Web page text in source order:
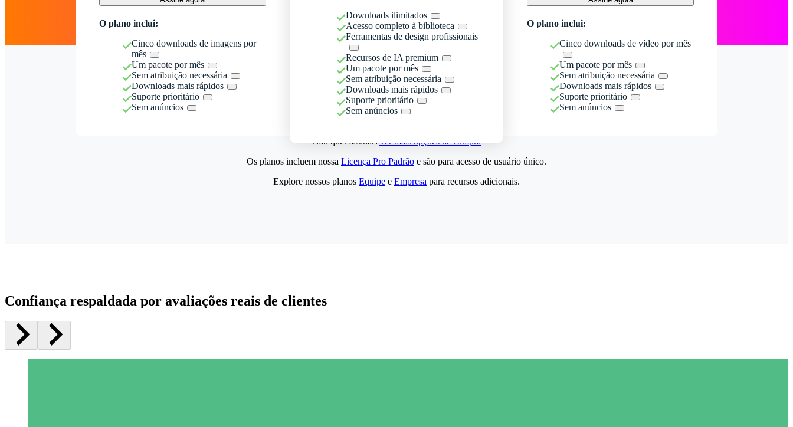
O plano inclui:
Cinco downloads de imagens por
mês
Um pacote por mês
Sem atribuição necessária
Downloads mais rápidos
Suporte prioritário
Sem anúncios
Downloads ilimitados
Acesso completo à biblioteca
Ferramentas de design profissionais
Recursos de IA premium
Um pacote por mês
Sem atribuição necessária
Downloads mais rápidos
Suporte prioritário
Sem anúncios
O plano inclui:
Cinco downloads de vídeo por mês
Um pacote por mês
Sem atribuição necessária
Downloads mais rápidos
Suporte prioritário
Sem anúncios
Não quer assinar?Ver mais opções de compra
Os planos incluem nossa Licença Pro Padrão e são para acesso de usuário único.
Explore nossos planos Equipe e Empresa para recursos adicionais.
Confiança respaldada por avaliações reais de clientes